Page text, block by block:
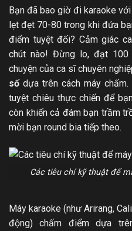
Bạn đã bao giờ đi karaoke
lẹt đẹt 70-80 trong khi đứa
điểm tuyệt đối? Cảm giác
chút nào! Đừng lo, đạt 100
chuyện của ca sĩ chuyên
số dựa trên cách máy
tuyệt chiêu thực chiến để
còn khiến cả đám bạn trầm
mời bạn round bia tiếp theo.
Các tiêu chí kỹ thuật để
Máy karaoke (như Arirang,
động) chấm điểm dựa